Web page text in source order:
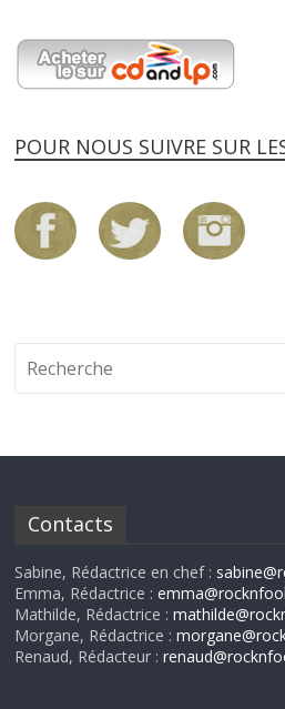
POUR NOUS SUIVRE SUR
Contacts
Sabine, Rédactrice en chef :
Emma, Rédactrice :
Mathilde, Rédactrice :
Morgane, Rédactrice :
Renaud, Rédacteur :